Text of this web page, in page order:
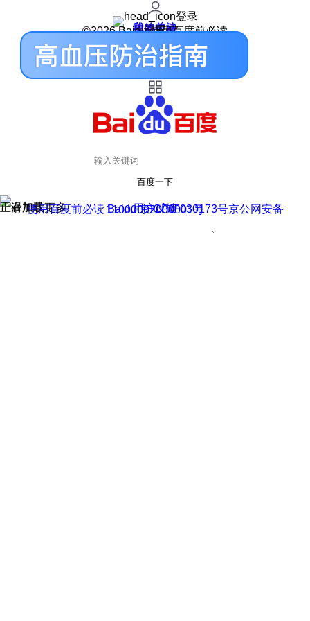
登录
我的关注
我的收藏
皮肤中心
用户反馈
设置
©2026 Baidu 使用百度前必读
百度一下
正在加载
上滑加载更多 用户反馈
使用百度前必读 Baidu 京ICP证030173号
京公网安备11000002000001号